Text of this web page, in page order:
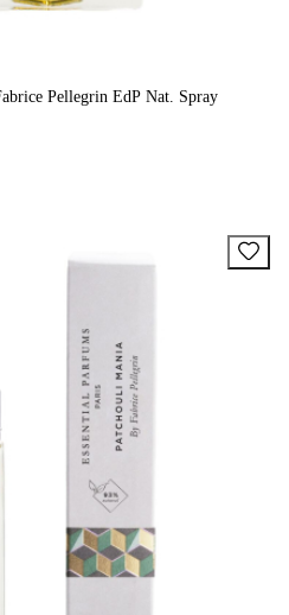
Pellegrin EdP Nat. Spray